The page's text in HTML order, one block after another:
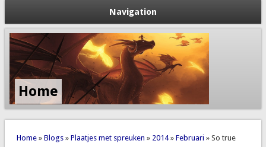
Navigation
Home
You are here
Home» Blogs» Plaatjes met spreuken » 2014» Februari » So true